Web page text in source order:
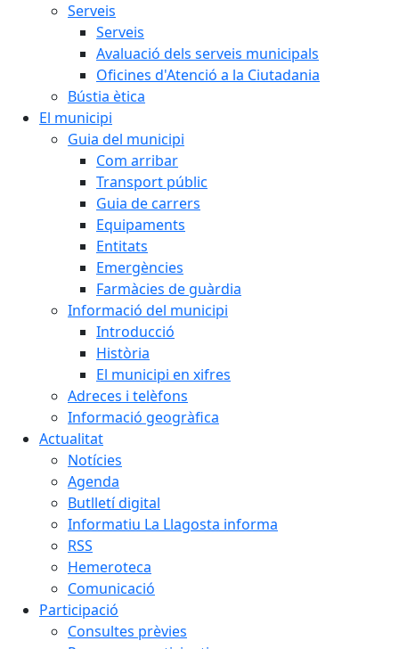
Serveis
Serveis
Avaluació dels serveis municipals
Oficines d'Atenció a la Ciutadania
Bústia ètica
El municipi
Guia del municipi
Com arribar
Transport públic
Guia de carrers
Equipaments
Entitats
Emergències
Farmàcies de guàrdia
Informació del municipi
Introducció
Història
El municipi en xifres
Adreces i telèfons
Informació geogràfica
Actualitat
Notícies
Agenda
Butlletí digital
Informatiu La Llagosta informa
RSS
Hemeroteca
Comunicació
Participació
Consultes prèvies